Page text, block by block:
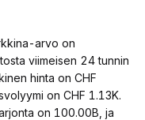
arvo on
viimeisen 24 tunnin
hinta on CHF
on CHF 1.13K.
on 100.00B, ja